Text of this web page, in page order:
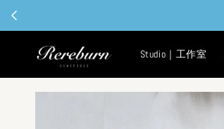
Studio｜工作室